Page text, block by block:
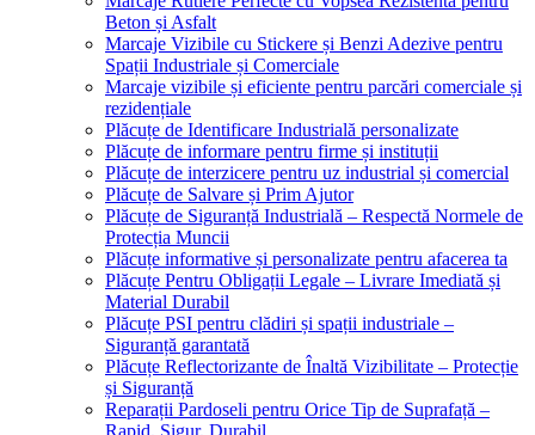
Beton și Asfalt
Marcaje Vizibile cu Stickere și Benzi Adezive pentru
Spații Industriale și Comerciale
Marcaje vizibile și eficiente pentru parcări comerciale și
rezidențiale
Plăcuțe de Identificare Industrială personalizate
Plăcuțe de informare pentru firme și instituții
Plăcuțe de interzicere pentru uz industrial și comercial
Plăcuțe de Salvare și Prim Ajutor
Plăcuțe de Siguranță Industrială – Respectă Normele de
Protecția Muncii
Plăcuțe informative și personalizate pentru afacerea ta
Plăcuțe Pentru Obligații Legale – Livrare Imediată și
Material Durabil
Plăcuțe PSI pentru clădiri și spații industriale –
Siguranță garantată
Plăcuțe Reflectorizante de Înaltă Vizibilitate – Protecție
și Siguranță
Reparații Pardoseli pentru Orice Tip de Suprafață –
Rapid, Sigur, Durabil